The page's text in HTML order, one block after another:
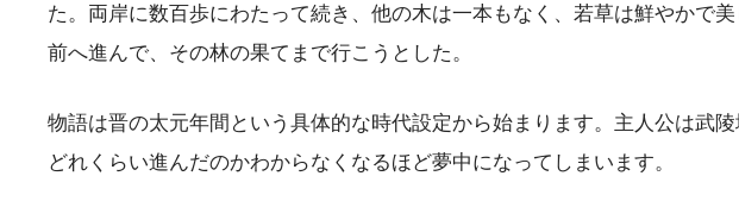
た。両岸に数百歩にわたって続き、他の木は一本もなく、若草は鮮やかで
前へ進んで、その林の果てまで行こうとした。
物語は晋の太元年間という具体的な時代設定から始まります。主人公は武
どれくらい進んだのかわからなくなるほど夢中になってしまいます。